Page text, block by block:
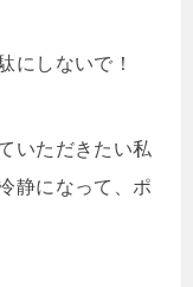
にしないで！
いただきたい私
静になって、ポ